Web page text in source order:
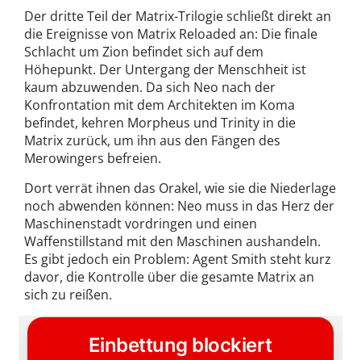
Der dritte Teil der Matrix-Trilogie schließt direkt an
die Ereignisse von Matrix Reloaded an: Die finale
Schlacht um Zion befindet sich auf dem
Höhepunkt. Der Untergang der Menschheit ist
kaum abzuwenden. Da sich Neo nach der
Konfrontation mit dem Architekten im Koma
befindet, kehren Morpheus und Trinity in die
Matrix zurück, um ihn aus den Fängen des
Merowingers befreien.
Dort verrät ihnen das Orakel, wie sie die Niederlage
noch abwenden können: Neo muss in das Herz der
Maschinenstadt vordringen und einen
Waffenstillstand mit den Maschinen aushandeln.
Es gibt jedoch ein Problem: Agent Smith steht kurz
davor, die Kontrolle über die gesamte Matrix an
sich zu reißen.